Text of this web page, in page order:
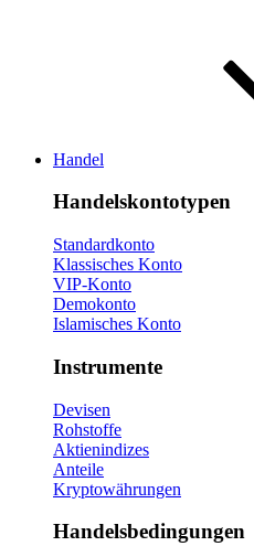
Handel
Handelskontotypen
Standardkonto
Klassisches Konto
VIP-Konto
Demokonto
Islamisches Konto
Instrumente
Devisen
Rohstoffe
Aktienindizes
Anteile
Kryptowährungen
Handelsbedingungen